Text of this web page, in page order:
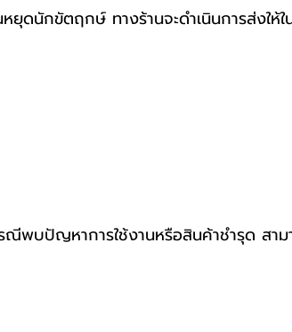
ดนักขัตฤกษ์ ทางร้านจะดำเนินการส่งให้ใ
พบปัญหาการใช้งานหรือสินค้าชำรุด สาม